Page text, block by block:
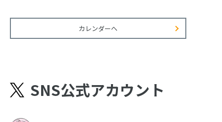
カレンダーへ
SNS公式アカウント